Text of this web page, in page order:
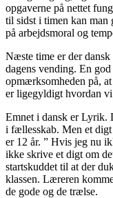
opgaverne på nettet
til sidst i timen kan
på arbejdsmoral og
Næste time er der
dagens vending. En
opmærksomheden på,
er ligegyldigt hvordan
Emnet i dansk er Lyrik.
i fællesskab. Men et
er 12 år. ” Hvis jeg nu
ikke skrive et digt om
startskuddet til at der
klassen. Læreren
de gode og de trælse.